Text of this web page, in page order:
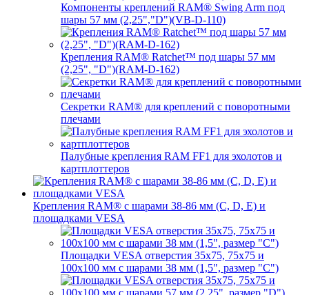
Компоненты креплений RAM® Swing Arm под
шары 57 мм (2,25","D")(VB-D-110)
Крепления RAM® Ratchet™ под шары 57 мм
(2,25", "D")(RAM-D-162)
Секретки RAM® для креплений с поворотными
плечами
Палубные крепления RAM FF1 для эхолотов и
картплоттеров
Крепления RAM® с шарами 38-86 мм (C, D, E) и
площадками VESA
Площадки VESA отверстия 35x75, 75x75 и
100x100 мм с шарами 38 мм (1,5", размер "C")